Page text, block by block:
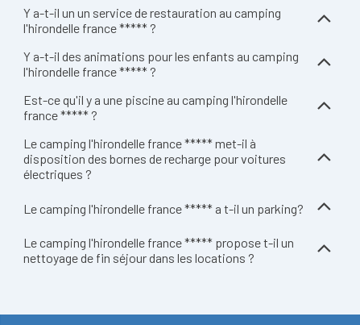
Y a-t-il un un service de restauration au camping
l'hirondelle france ***** ?
Y a-t-il des animations pour les enfants au camping
l'hirondelle france ***** ?
Est-ce qu'il y a une piscine au camping l'hirondelle
france ***** ?
Le camping l'hirondelle france ***** met-il à
disposition des bornes de recharge pour voitures
électriques ?
Le camping l'hirondelle france ***** a t-il un parking?
Le camping l'hirondelle france ***** propose t-il un
nettoyage de fin séjour dans les locations ?